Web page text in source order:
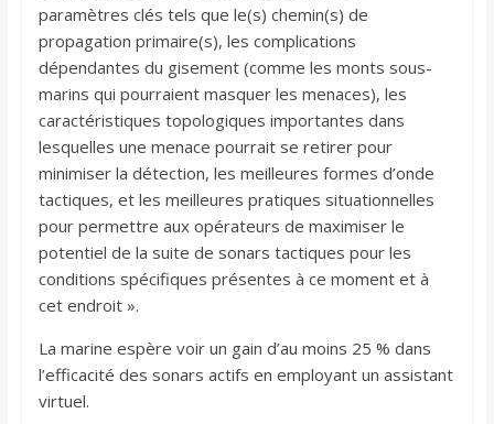
paramètres clés tels que le(s) chemin(s) de
propagation primaire(s), les complications
dépendantes du gisement (comme les monts sous-
marins qui pourraient masquer les menaces), les
caractéristiques topologiques importantes dans
lesquelles une menace pourrait se retirer pour
minimiser la détection, les meilleures formes d’onde
tactiques, et les meilleures pratiques situationnelles
pour permettre aux opérateurs de maximiser le
potentiel de la suite de sonars tactiques pour les
conditions spécifiques présentes à ce moment et à
cet endroit ».
La marine espère voir un gain d’au moins 25 % dans
l’efficacité des sonars actifs en employant un assistant
virtuel.